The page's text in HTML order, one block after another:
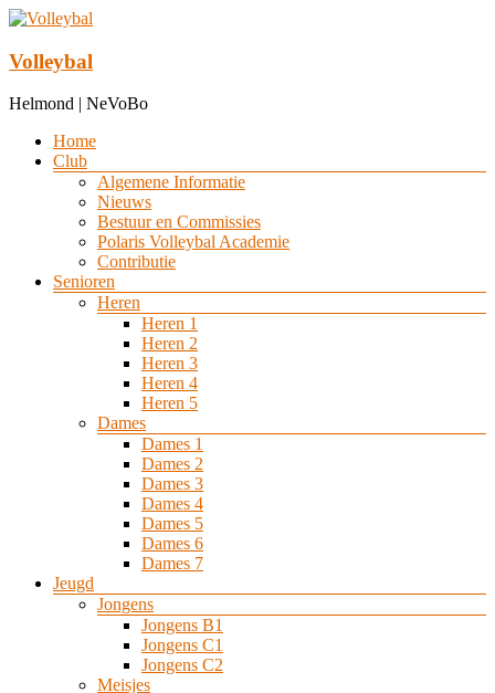
Ga
de
inhoud
Volleybal
Helmond | NeVoBo
Menu
Home
Club
Algemene Informatie
Nieuws
Bestuur en Commissies
Polaris Volleybal Academie
Contributie
Senioren
Heren
Heren 1
Heren 2
Heren 3
Heren 4
Heren 5
Dames
Dames 1
Dames 2
Dames 3
Dames 4
Dames 5
Dames 6
Dames 7
Jeugd
Jongens
Jongens B1
Jongens C1
Jongens C2
Meisjes